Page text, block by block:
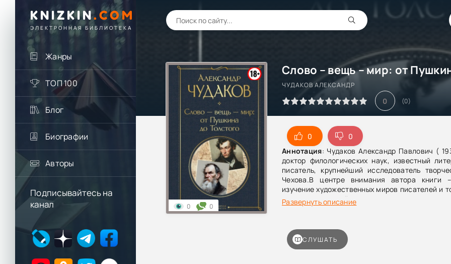
KNIZKIN. COM
ЭЛЕКТРОННАЯ БИБЛИОТЕКА
Жанры
ТОП 100
Блог
Биографии
Авторы
Подписывайтесь на
канал
ЧУДАКОВ АЛЕКСАНДР
0 (0)
0
0
Аннотация: Чудаков Александр Павлович (
доктор филологических наук, известный
писатель, крупнейший исследователь
Чехова.В центре внимания автора книги
изучение художественных миров писателей и
принципа, который положен в основу
них. Книга богата свежими наблюдениями
Толстого, Чехова. Во второй ее части
очерки о выдающихся отечественных
изучения поэтики: А. Потебне, В.
Развернуть описание
0 0
СЛУШАТЬ